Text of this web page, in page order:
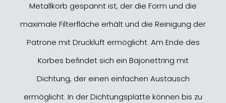
Metallkorb gespannt ist, der die Form und die
maximale Filterfläche erhält und die Reinigung der
Patrone mit Druckluft ermöglicht. Am Ende des
Korbes befindet sich ein Bajonettring mit
Dichtung, der einen einfachen Austausch
ermöglicht. In der Dichtungsplatte können bis zu